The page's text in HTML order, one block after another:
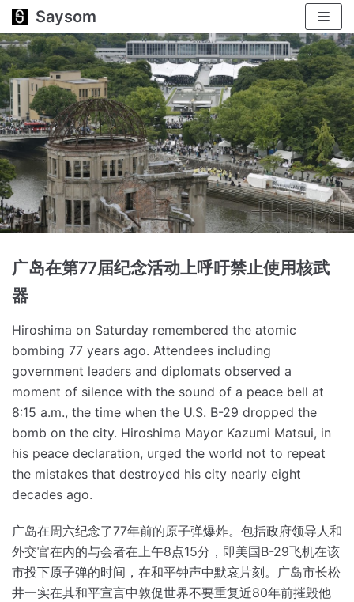
跳
至
正
文
Saysom
广岛在第77届纪念活动上呼吁禁止使用核武
器
Hiroshima on Saturday remembered the atomic
bombing 77 years ago. Attendees including
government leaders and diplomats observed a
moment of silence with the sound of a peace bell at
8:15 a.m., the time when the U.S. B-29 dropped the
bomb on the city. Hiroshima Mayor Kazumi Matsui, in
his peace declaration, urged the world not to repeat
the mistakes that destroyed his city nearly eight
decades ago.
广岛在周六纪念了77年前的原子弹爆炸。 包括政府领导人和
外交官在内的与会者在上午8点15分，即美国B-29飞机在该
市投下原子弹的时间，在和平钟声中默哀片刻。 广岛市长松
井一实在其和平宣言中敦促世界不要重复近80年前摧毁他